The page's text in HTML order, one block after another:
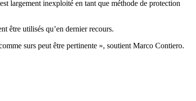
largement inexploité en tant que méthode de protection
être utilisés qu’en dernier recours.
surs peut être pertinente », soutient Marco Contiero.